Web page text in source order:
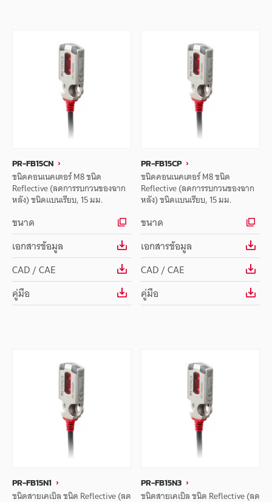
PR-FB15CN
ชนิดคอนเนคเตอร์ M8 ชนิด
Reflective (ลดการรบกวนของฉาก
หลัง) ชนิดแบนเรียบ, 15 มม.
ขนาด
เอกสารข้อมูล
CAD / CAE
คู่มือ
PR-FB15CP
ชนิดคอนเนคเตอร์ M8 ชนิด
Reflective (ลดการรบกวนของฉาก
หลัง) ชนิดแบนเรียบ, 15 มม.
ขนาด
เอกสารข้อมูล
CAD / CAE
คู่มือ
PR-FB15N1
ชนิดสายเคเบิล ชนิด Reflective (ลด
PR-FB15N3
ชนิดสายเคเบิล ชนิด Reflective (ลด